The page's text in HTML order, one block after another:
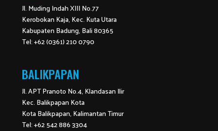
Jl. Muding Indah XIII No.77
Kerobokan Kaja, Kec. Kuta Utara
Kabupaten Badung, Bali 80365
Tel: +62 (0361) 210 0790
BALIKPAPAN
Jl. APT Pranoto No.4, Klandasan Ilir
Kec. Balikpapan Kota
Kota Balikpapan, Kalimantan Timur
Tel: +62 542 886 3304